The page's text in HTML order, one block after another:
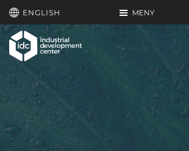
Hoppa till huvudinnehållet
MENY
ENGLISH